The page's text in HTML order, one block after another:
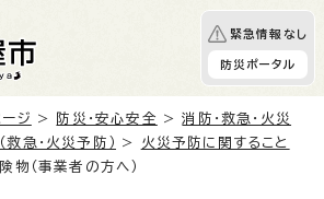
緊急情報なし
防災ポータル
ージ > 防災・安心安全 >消防・救急・火災
急・火災予防） >
火災予防に関すること
物（事業者の方へ）